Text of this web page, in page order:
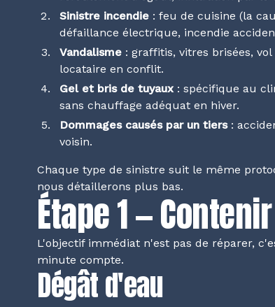
Sinistre incendie : feu de cuisine (la
défaillance électrique, incendie
Vandalisme : graffitis, vitres brisées,
locataire en conflit.
Gel et bris de tuyaux : spécifique au
sans chauffage adéquat en hiver.
Dommages causés par un tiers:
voisin.
Chaque type de sinistre suit le même
nous détaillerons plus bas.
Étape 1 —
L'objectif immédiat n'est pas de réparer,
minute compte.
Dégât d'eau